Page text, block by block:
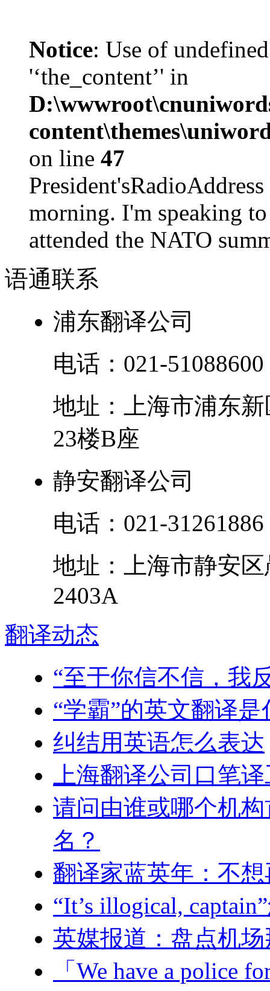
Notice: Use of
'‘the_content’' in
on line 47
morning. I'm speaking
attended the NATO
语通联系
浦东翻译公司
电话： 021-51088600
地址：
上海市浦东新
23楼B座
静安翻译公司
电话： 021-31261886
地址：
上海市静安区
2403A
翻译动态
“至于你信不信，我
“学霸”的英文翻译是
纠结用英语怎么表达
上海翻译公司口笔
请问由谁或哪个机
名？
翻译家蓝英年：不
“It’s illogical,
英媒报道：盘点机
「We have a police